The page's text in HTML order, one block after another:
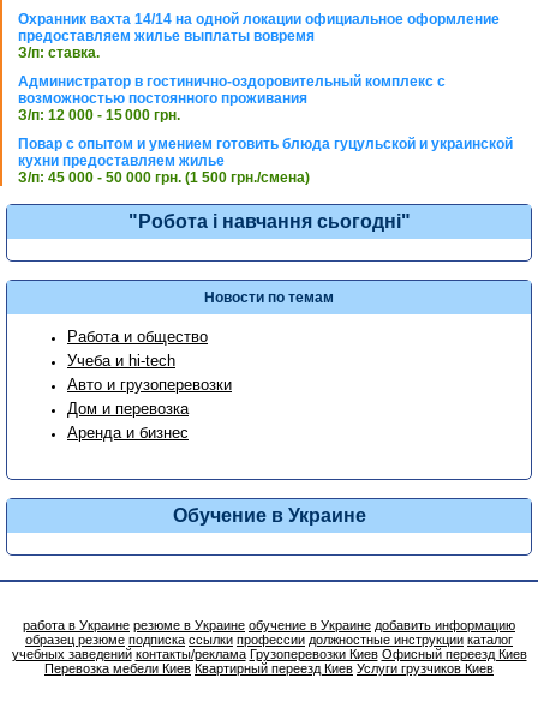
Охранник вахта 14/14 на одной локации официальное оформление
предоставляем жилье выплаты вовремя
З/п: ставка.
Администратор в гостинично-оздоровительный комплекс с
возможностью постоянного проживания
З/п: 12 000 - 15 000 грн.
Повар с опытом и умением готовить блюда гуцульской и украинской
кухни предоставляем жилье
З/п: 45 000 - 50 000 грн. (1 500 грн./смена)
"Робота і навчання сьогодні"
Новости по темам
Работа и общество
Учеба и hi-tech
Авто и грузоперевозки
Дом и перевозка
Аренда и бизнес
Обучение в Украине
работа в Украине резюме в Украине обучение в Украине добавить информацию
образец резюме подписка ссылки профессии должностные инструкции каталог
учебных заведений контакты/реклама Грузоперевозки Киев Офисный переезд Киев
Перевозка мебели Киев Квартирный переезд Киев Услуги грузчиков Киев